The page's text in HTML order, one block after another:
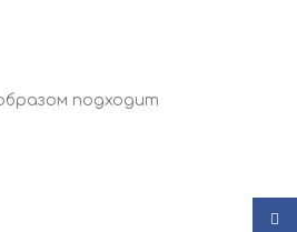
подходит